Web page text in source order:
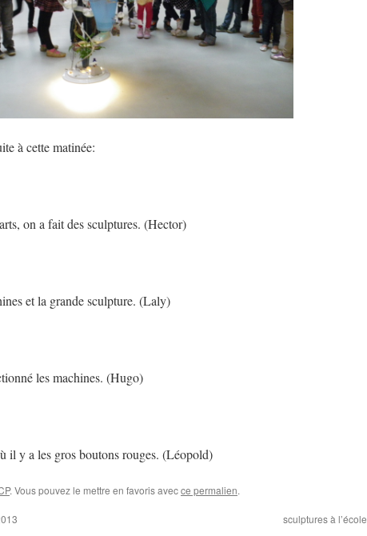
à cette matinée:
on a fait des sculptures. (Hector)
et la grande sculpture. (Laly)
les machines. (Hugo)
il y a les gros boutons rouges. (Léopold)
. Vous pouvez le mettre en favoris avecce permalien.
sculptures à l’école